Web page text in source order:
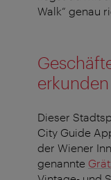
Walk“ genau
erkunden
Dieser
City Guide
der Wiener
genannte